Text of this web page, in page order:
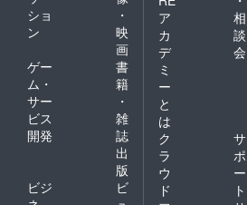
ショ
ン
・
映
画
ゲー
ム・
サー
ビス
開発
書
籍
・
雑
誌
出
版
ビジ
ビ
ア
カ
デ
ミ
ー
と
は
相
談
会
ク
ラ
ウ
ド
サ
ポ
ー
ト